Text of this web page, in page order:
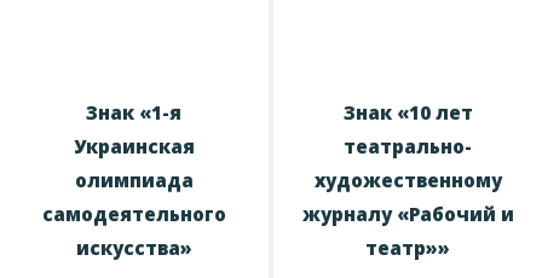
Знак «1-я
Украинская
олимпиада
самодеятельного
искусства»
Знак «10 лет
театрально-
художественному
журналу «Рабочий и
театр»»